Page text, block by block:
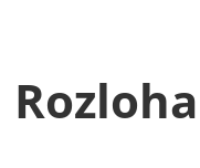
Rozloha